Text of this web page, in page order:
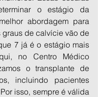
o estágio da
abordagem para
graus de calvície vão de
7 já é o estágio mais
no Centro Médico
o transplante de
incluindo pacientes
isso, sempre é válida